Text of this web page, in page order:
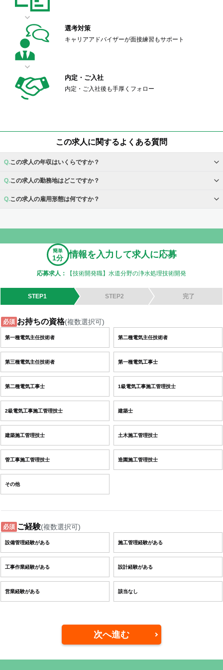
選考対策
キャリアアドバイザーが面接練習もサポート
内定・ご入社
内定・ご入社後も手厚くフォロー
この求人に関するよくある質問
この求人の年収はいくらですか？
この求人の勤務地はどこですか？
この求人の雇用形態は何ですか？
簡単
1分 情報を入力して求人に応募
応募求人： 【技術開発職】水道分野の浄水処理技術開発
STEP1 STEP2 完了
必須 お持ちの資格(複数選択可)
第一種電気主任技術者 第二種電気主任技術者
第三種電気主任技術者 第一種電気工事士
第二種電気工事士 1級電気工事施工管理技士
2級電気工事施工管理技士 建築士
建築施工管理技士 土木施工管理技士
管工事施工管理技士 造園施工管理技士
その他
必須 ご経験(複数選択可)
設備管理経験がある 施工管理経験がある
工事作業経験がある 設計経験がある
営業経験がある 該当なし
次へ進む